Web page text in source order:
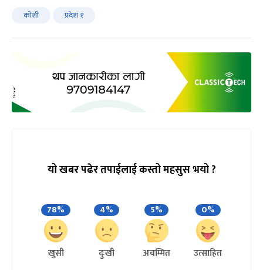
कोशी प्रदेश १
यो खबर पढेर तपाईलाई कस्तो महसुस भयो ?
78%
खुसी
4%
दुःखी
5%
अचम्मित
0%
उत्साहित